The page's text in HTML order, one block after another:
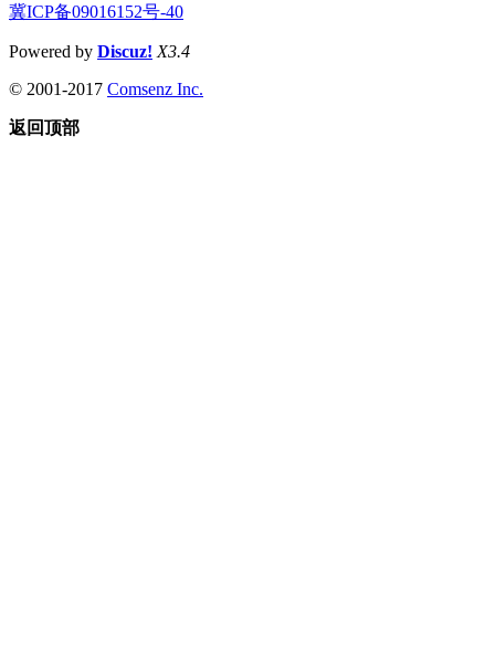
冀ICP备09016152号-40
Powered by Discuz! X3.4
© 2001-2017 Comsenz Inc.
返回顶部